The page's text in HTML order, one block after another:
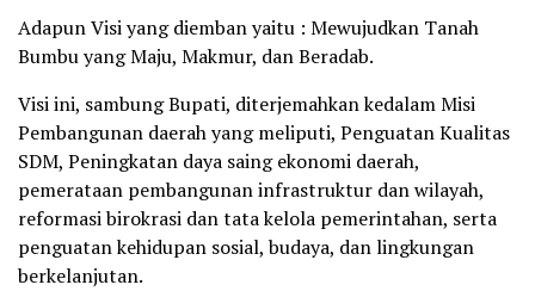
Adapun Visi yang diemban yaitu : Mewujudkan Tanah
Bumbu yang Maju, Makmur, dan Beradab.
Visi ini, sambung Bupati, diterjemahkan kedalam Misi
Pembangunan daerah yang meliputi, Penguatan Kualitas
SDM, Peningkatan daya saing ekonomi daerah,
pemerataan pembangunan infrastruktur dan wilayah,
reformasi birokrasi dan tata kelola pemerintahan, serta
penguatan kehidupan sosial, budaya, dan lingkungan
berkelanjutan.